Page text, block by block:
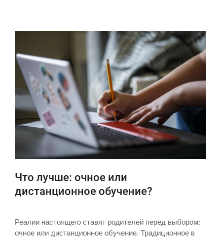
Что лучше: очное или
дистанционное обучение?
Реалии настоящего ставят родителей перед выбором:
очное или дистанционное обучение. Традиционное в